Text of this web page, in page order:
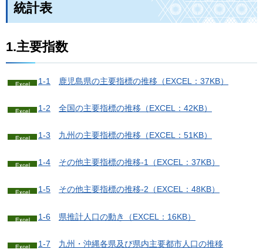
統計表
1.主要指数
1-1 鹿児島県の主要指標の推移（EXCEL：37KB）
1-2 全国の主要指標の推移（EXCEL：42KB）
1-3 九州の主要指標の推移（EXCEL：51KB）
1-4 その他主要指標の推移-1（EXCEL：37KB）
1-5 その他主要指標の推移-2（EXCEL：48KB）
1-6 県推計人口の動き（EXCEL：16KB）
1-7 九州・沖縄各県及び県内主要都市人口の推移